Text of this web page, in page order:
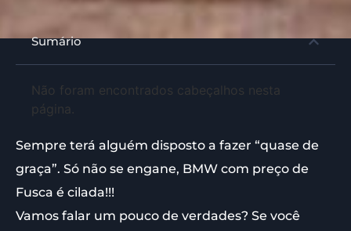
Sumário
Não foram encontrados cabeçalhos nesta
página.
Sempre terá alguém disposto a fazer “quase de
graça”. Só não se engane, BMW com preço de
Fusca é cilada!!!
Vamos falar um pouco de verdades? Se você